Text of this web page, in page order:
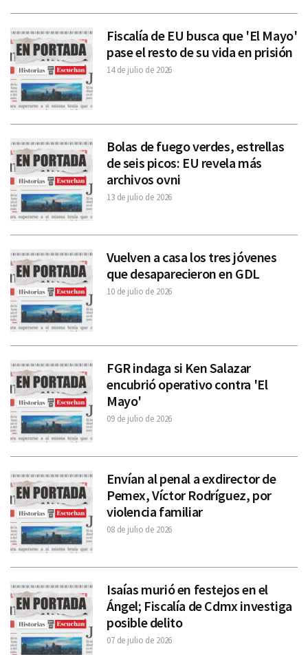
Fiscalía de EU busca que 'El Mayo'
pase el resto de su vida en prisión
14 de julio de 2026
Bolas de fuego verdes, estrellas
de seis picos: EU revela más
archivos ovni
13 de julio de 2026
Vuelven a casa los tres jóvenes
que desaparecieron en GDL
10 de julio de 2026
FGR indaga si Ken Salazar
encubrió operativo contra 'El
Mayo'
09 de julio de 2026
Envían al penal a exdirector de
Pemex, Víctor Rodríguez, por
violencia familiar
08 de julio de 2026
Isaías murió en festejos en el
Ángel; Fiscalía de Cdmx investiga
posible delito
07 de julio de 2026